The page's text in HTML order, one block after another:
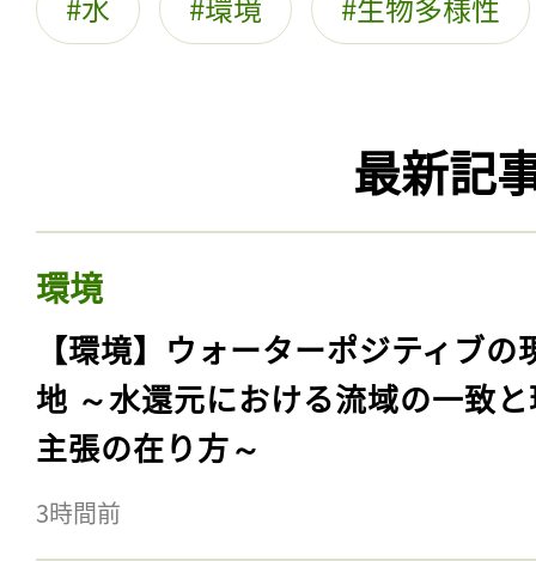
最新記
環境
【環境】ウォーターポジティブの
地 ～水還元における流域の一致
主張の在り方～
3時間前